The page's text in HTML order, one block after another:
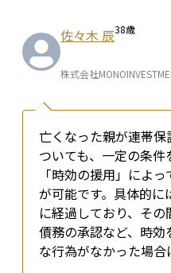
佐々木 辰38歳
株式会社
亡くなった親が連帯
ついても、一定の条
「時効の援用」によ
が可能です。具体的
に経過しており、そ
債務の承認など、時効
な行為がなかった場合